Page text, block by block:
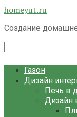
Перейти
контенту
homeyut.ru
Создание
Газон
Дизайн
Печь в
Дизайн